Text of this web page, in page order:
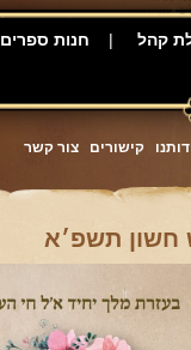
קהל חנות ספרים
קישורים צור קשר
חשון תשפ׳א